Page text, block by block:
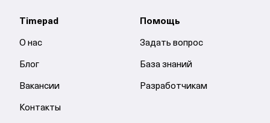
Timepad
О нас
Блог
Вакансии
Контакты
Помощь
Задать вопрос
База знаний
Разработчикам